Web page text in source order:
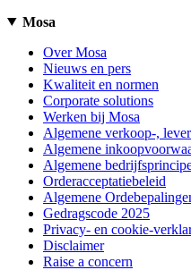
Mosa
Over Mosa
Nieuws en pers
Kwaliteit en normen
Corporate solutions
Werken bij Mosa
Algemene verkoop-,
Algemene
Algemene
Orderacceptatiebeleid
Algemene
Gedragscode 2025
Privacy- en cookie-
Disclaimer
Raise a concern